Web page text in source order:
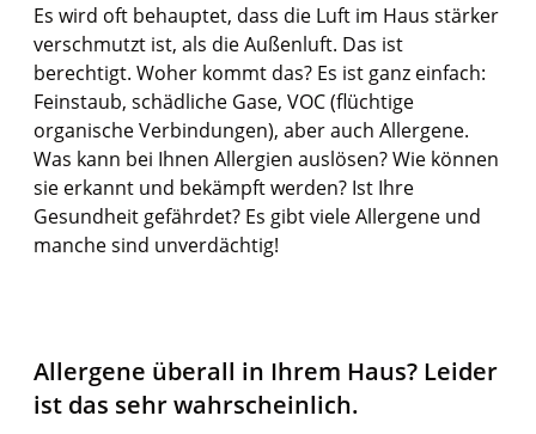
Es wird oft behauptet, dass die Luft im Haus stärker
verschmutzt ist, als die Außenluft. Das ist
berechtigt. Woher kommt das? Es ist ganz einfach:
Feinstaub, schädliche Gase, VOC (flüchtige
organische Verbindungen), aber auch Allergene.
Was kann bei Ihnen Allergien auslösen? Wie können
sie erkannt und bekämpft werden? Ist Ihre
Gesundheit gefährdet? Es gibt viele Allergene und
manche sind unverdächtig!
Allergene überall in Ihrem Haus? Leider
ist das sehr wahrscheinlich.